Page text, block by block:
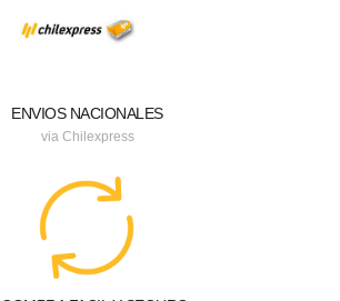
ENVIOS NACIONALES
via Chilexpress